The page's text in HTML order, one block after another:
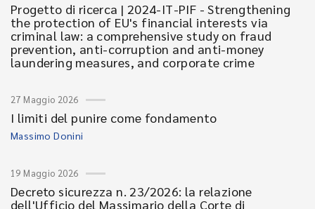
Progetto di ricerca | 2024-IT-PIF - Strengthening
the protection of EU's financial interests via
criminal law: a comprehensive study on fraud
prevention, anti-corruption and anti-money
laundering measures, and corporate crime
27 Maggio 2026
I limiti del punire come fondamento
Massimo Donini
19 Maggio 2026
Decreto sicurezza n. 23/2026: la relazione
dell'Ufficio del Massimario della Corte di